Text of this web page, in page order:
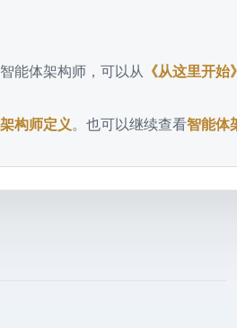
能体架构师，可以从 《从这里开始
构师定义。也可以继续查看智能体